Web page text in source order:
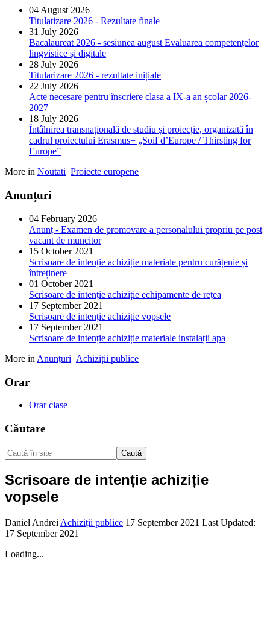
04 August 2026
Titulatizare 2026 - Rezultate finale
31 July 2026
Bacalaureat 2026 - sesiunea august Evaluarea competențelor
lingvistice și digitale
28 July 2026
Titularizare 2026 - rezultate inițiale
22 July 2026
Acte necesare pentru înscriere clasa a IX-a an școlar 2026-
2027
18 July 2026
Întâlnirea transnațională de studiu și proiecție, organizată în
cadrul proiectului Erasmus+ „Soif d’Europe / Thirsting for
Europe”
More in Noutati Proiecte europene
Anunțuri
04 February 2026
Anunț - Examen de promovare a personalului propriu pe post
vacant de muncitor
15 October 2021
Scrisoare de intenție achiziție materiale pentru curățenie și
întreținere
01 October 2021
Scrisoare de intenție achiziție echipamente de rețea
17 September 2021
Scrisoare de intenție achiziție vopsele
17 September 2021
Scrisoare de intenție achiziție materiale instalații apa
More in Anunțuri Achiziții publice
Orar
Orar clase
Căutare
Caută
Scrisoare de intenție achiziție
vopsele
Daniel Andrei Achiziții publice 17 September 2021 Last Updated:
17 September 2021
Loading...